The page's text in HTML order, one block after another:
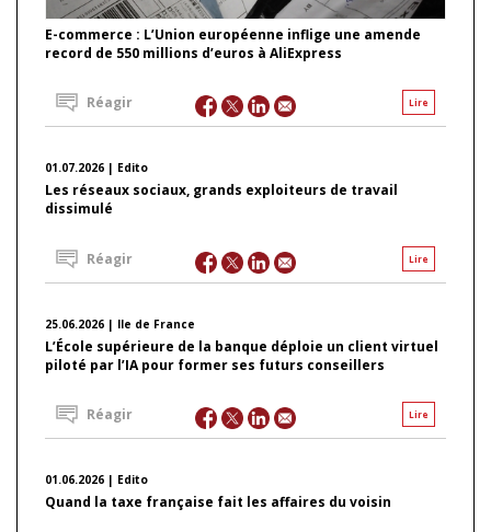
E-commerce : L’Union européenne inflige une amende
record de 550 millions d’euros à AliExpress
Lire
Réagir
01.07.2026 | Edito
Les réseaux sociaux, grands exploiteurs de travail
dissimulé
Lire
Réagir
25.06.2026 | Ile de France
L’École supérieure de la banque déploie un client virtuel
piloté par l’IA pour former ses futurs conseillers
Lire
Réagir
01.06.2026 | Edito
Quand la taxe française fait les affaires du voisin